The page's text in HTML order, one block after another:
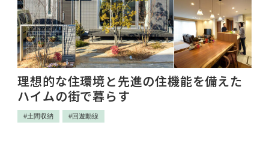
理想的な住環境と先進の住機能を備えた
ハイムの街で暮らす
#土間収納 #回遊動線